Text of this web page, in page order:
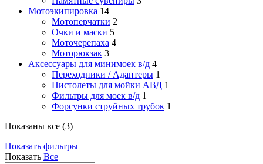
Мотоэкипировка 14
Мотоперчатки 2
Очки и маски 5
Моточерепаха 4
Моторюкзак 3
Аксессуары для минимоек в/д 4
Переходники / Адаптеры 1
Пистолеты для мойки АВД 1
Фильтры для моек в/д 1
Форсунки струйных трубок 1
Показаны все (3)
Показать фильтры
Показать Все